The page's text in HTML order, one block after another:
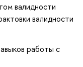
валидности
валидности
работы с